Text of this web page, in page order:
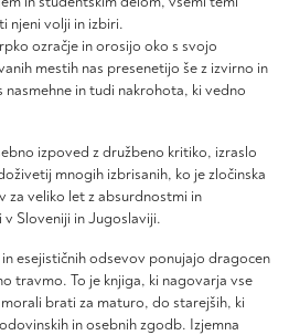
njeni volji in izbiri.
ozračje in orosijo oko s svojo
mestih nas presenetijo še z izvirno in
in tudi nakrohota, ki vedno
izpoved z družbeno kritiko, izraslo
mnogih izbrisanih, ko je zločinska
veliko let z absurdnostmi in
Sloveniji in Jugoslaviji.
esejističnih odsevov ponujajo dragocen
travmo. To je knjiga, ki nagovarja vse
brati za maturo, do starejših, ki
in osebnih zgodb. Izjemna